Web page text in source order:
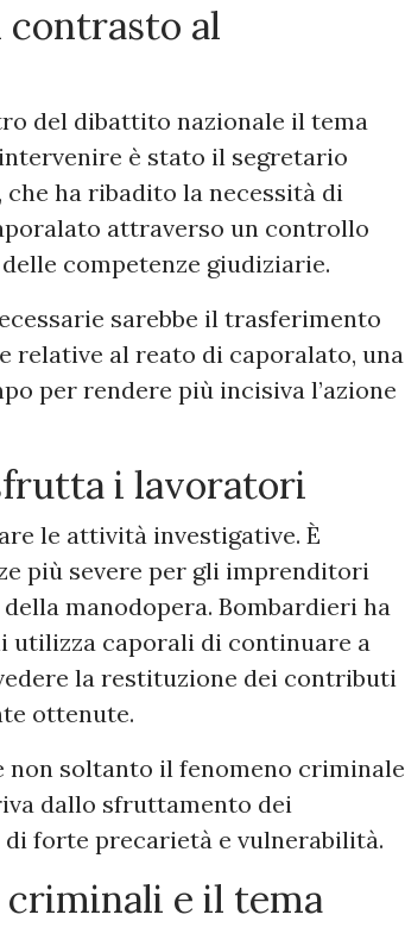
al
del dibattito nazionale il tema
è stato il segretario
ha ribadito la necessità di
attraverso un controllo
competenze giudiziarie.
sarebbe il trasferimento
relative al reato di caporalato, una
per rendere più incisiva l’azione
i lavoratori
le attività investigative. È
più severe per gli imprenditori
manodopera. Bombardieri ha
utilizza caporali di continuare a
la restituzione dei contributi
ottenute.
non soltanto il fenomeno criminale
dallo sfruttamento dei
forte precarietà e vulnerabilità.
criminali e il tema